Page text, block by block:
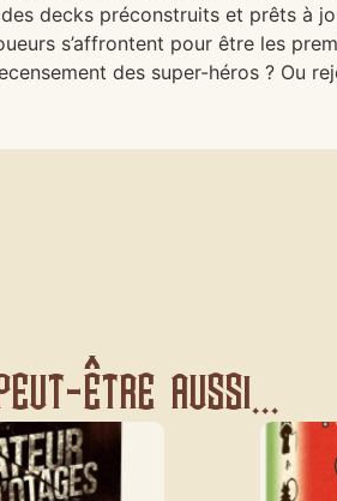
decks préconstruits et prêts à
s’affrontent pour être les
des super-héros ? Ou
être aussi...